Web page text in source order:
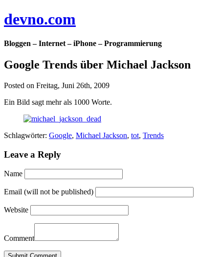
devno.com
Bloggen – Internet – iPhone – Programmierung
Google Trends über Michael Jackson
Posted on Freitag, Juni 26th, 2009
Ein Bild sagt mehr als 1000 Worte.
Schlagwörter: Google, Michael Jackson, tot, Trends
Leave a Reply
Name
Email (will not be published)
Website
Comment